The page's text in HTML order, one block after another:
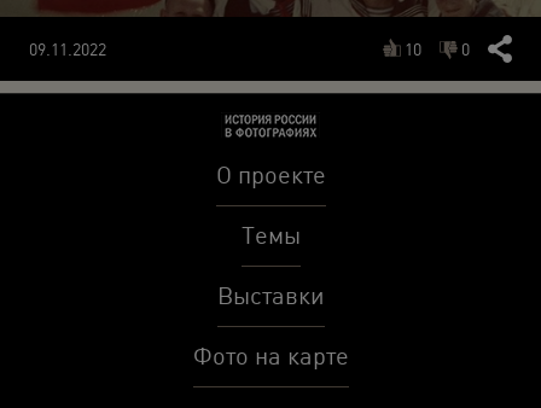
09.11.2022 10 0
О проекте
Темы
Выставки
Фото на карте